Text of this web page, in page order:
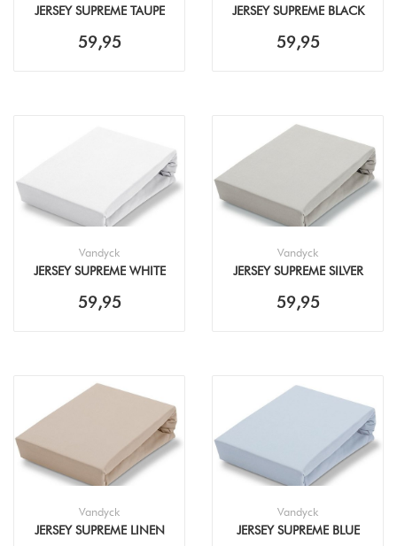
JERSEY SUPREME TAUPE
59,95
JERSEY SUPREME BLACK
59,95
Vandyck
JERSEY SUPREME WHITE
59,95
Vandyck
JERSEY SUPREME SILVER
59,95
Vandyck
JERSEY SUPREME LINEN
Vandyck
JERSEY SUPREME BLUE